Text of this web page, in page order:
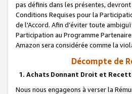
pas définis dans les présentes,
Conditions Requises pour la
de l'Accord. Afin d’éviter toute
Participation au Programme
Amazon sera considérée comme la
Décompte de
1. Achats Donnant Droit et
Nous nous engageons à verser la